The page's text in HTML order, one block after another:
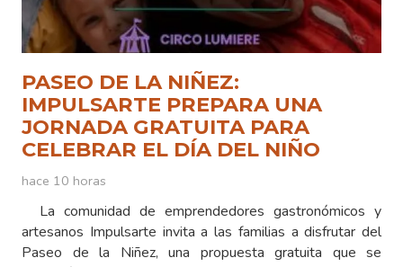
PASEO DE LA NIÑEZ:
IMPULSARTE PREPARA UNA
JORNADA GRATUITA PARA
CELEBRAR EL DÍA DEL NIÑO
hace 10 horas
La comunidad de emprendedores gastronómicos y
artesanos Impulsarte invita a las familias a disfrutar del
Paseo de la Niñez, una propuesta gratuita que se